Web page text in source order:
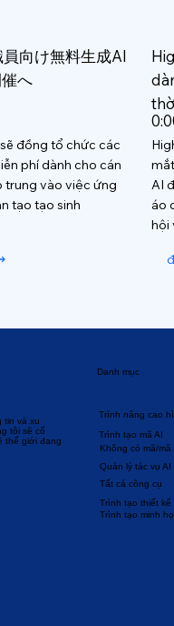
向け無料生成AI
へ
đồng tổ chức các
phí dành cho cán
trung vào việc ứng
tạo tạo sinh
AI
áo
hội
Danh mục
Trình nâng cao
Trình tạo mã AI
Quản lý tác vụ AI
Không có mã/mã
Trình tạo thiết kế
Trình tạo minh
Tất cả công cụ
tin và xu
tôi sẽ cố
thế giới đang